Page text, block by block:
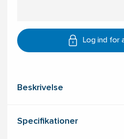
Log ind for
Beskrivelse
Specifikationer